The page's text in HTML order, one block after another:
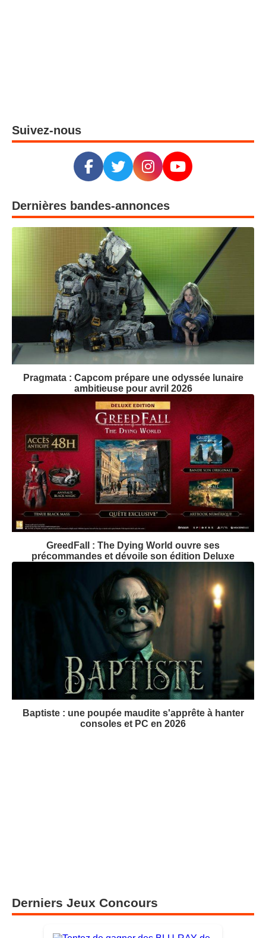
Suivez-nous
Dernières bandes-annonces
Pragmata : Capcom prépare une odyssée lunaire
ambitieuse pour avril 2026
GreedFall : The Dying World ouvre ses
précommandes et dévoile son édition Deluxe
Baptiste : une poupée maudite s'apprête à hanter
consoles et PC en 2026
Derniers Jeux Concours